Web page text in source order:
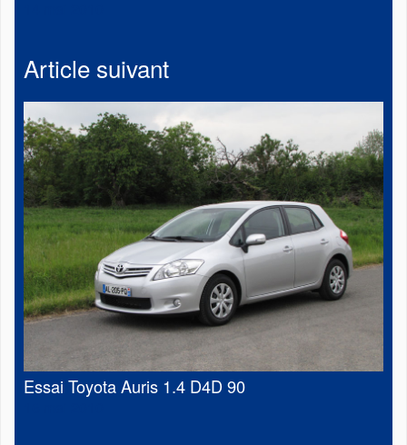
Article suivant
Essai Toyota Auris 1.4 D4D 90